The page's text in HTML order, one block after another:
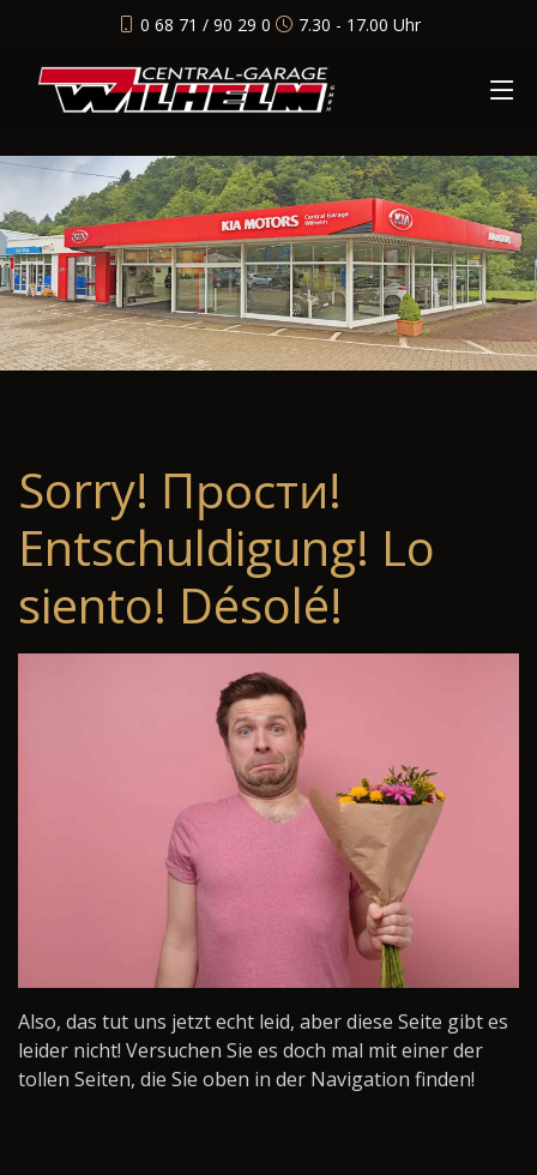
0 68 71 / 90 29 0 7.30 - 17.00 Uhr
Sorry! Прости!
Entschuldigung! Lo
siento! Désolé!
Also, das tut uns jetzt echt leid, aber diese Seite gibt es
leider nicht! Versuchen Sie es doch mal mit einer der
tollen Seiten, die Sie oben in der Navigation finden!